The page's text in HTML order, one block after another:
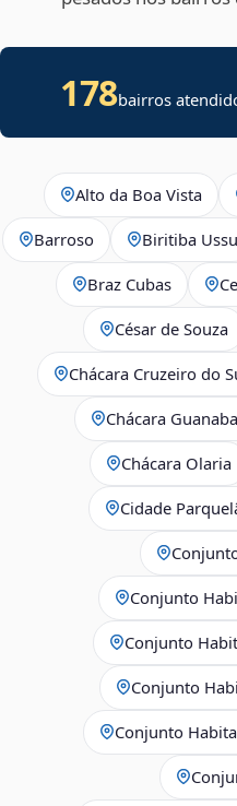
178bairros
Alto da Boa Vista
Barroso Biritiba Ussu
Braz Cubas
César de Souza
Chácara Cruzeiro do
Chácara
Chácara Olaria
Cidade
Conjunto
Conjunto
Conjunto
Conjunto